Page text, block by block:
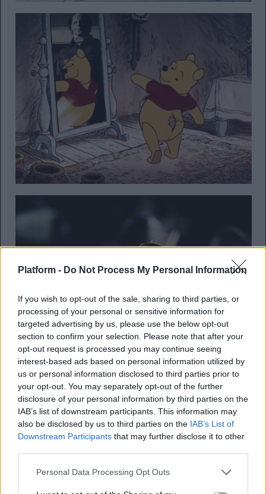
Platform - Do Not Process My Personal Information
If you wish to opt-out of the sale, sharing to third parties, or
processing of your personal or sensitive information for
targeted advertising by us, please use the below opt-out
section to confirm your selection. Please note that after your
opt-out request is processed you may continue seeing
interest-based ads based on personal information utilized by
us or personal information disclosed to third parties prior to
your opt-out. You may separately opt-out of the further
disclosure of your personal information by third parties on the
IAB’s list of downstream participants. This information may
also be disclosed by us to third parties on the IAB’s List of
Downstream Participants that may further disclose it to other
Personal Data Processing Opt Outs